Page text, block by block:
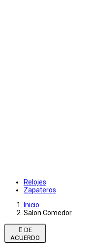
Relojes
Zapateros
Inicio
Salon Comedor

ACUERDO